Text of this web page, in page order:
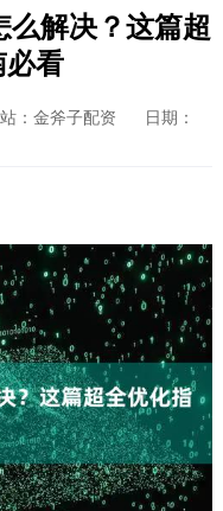
解决？这篇超
看
：金斧子配资
日期：